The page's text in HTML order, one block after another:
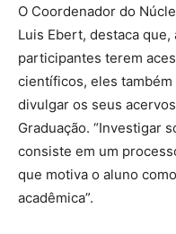
O Coordenador do
Luis Ebert, destaca
participantes terem
científicos, eles também
divulgar os seus
Graduação. “Investigar
consiste em um
que motiva o aluno
acadêmica”.